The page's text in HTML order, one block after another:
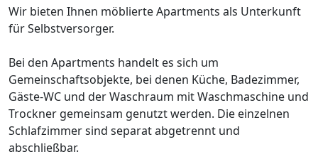
Wir bieten Ihnen möblierte Apartments als Unterkunft
für Selbstversorger.
Bei den Apartments handelt es sich um
Gemeinschaftsobjekte, bei denen Küche, Badezimmer,
Gäste-WC und der Waschraum mit Waschmaschine und
Trockner gemeinsam genutzt werden. Die einzelnen
Schlafzimmer sind separat abgetrennt und
abschließbar.